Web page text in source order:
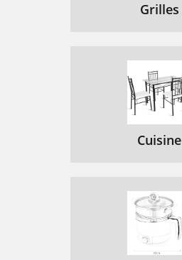
Grilles
Cuisine